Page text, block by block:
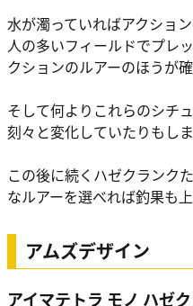
水が濁っていればアクショ
人の多いフィールドでプレ
クションのルアーのほうが
そして何よりこれらのシチ
刻々と変化していたりもしま
この後に続くハゼクランク
なルアーを選べれば釣果も
アムズデザイン
アイマテトラ モノ ハゼ